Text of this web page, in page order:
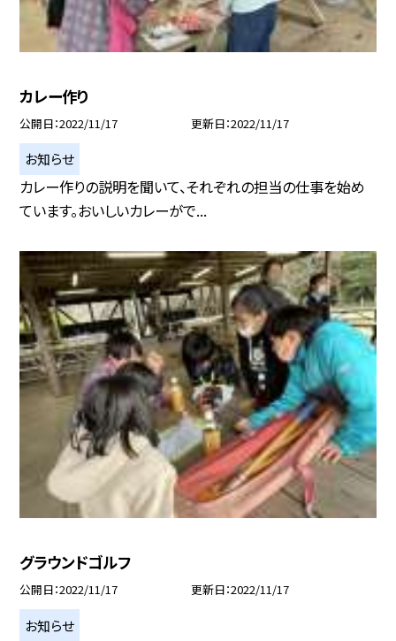
カレー作り
公開日 2022/11/17 更新日 2022/11/17
お知らせ
カレー作りの説明を聞いて、それぞれの担当の仕事を始め
ています。おいしいカレーがで...
グラウンドゴルフ
公開日 2022/11/17 更新日 2022/11/17
お知らせ